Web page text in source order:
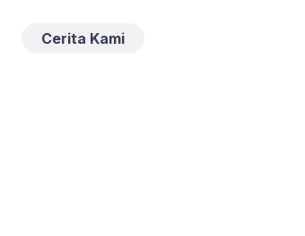
Cerita Kami